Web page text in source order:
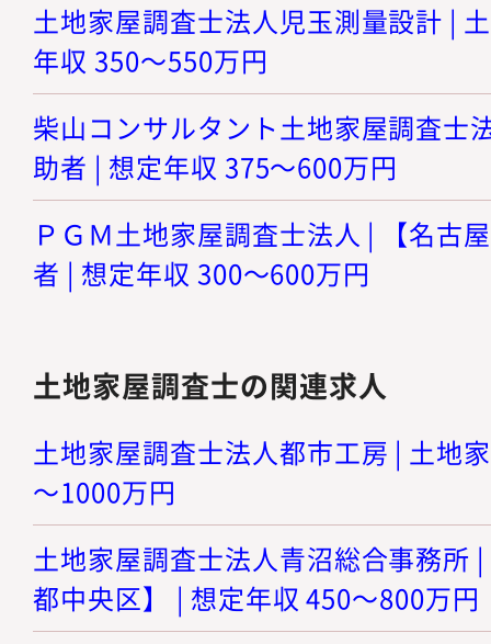
土地家屋調査士法人児玉測量設計 |
年収 350～550万円
柴山コンサルタント土地家屋調査士
助者 | 想定年収 375～600万円
ＰＧＭ土地家屋調査士法人 | 【名古
者 | 想定年収 300～600万円
土地家屋調査士の関連求人
土地家屋調査士法人都市工房 | 土地
～1000万円
土地家屋調査士法人青沼総合事務所
都中央区】 | 想定年収 450～800万円